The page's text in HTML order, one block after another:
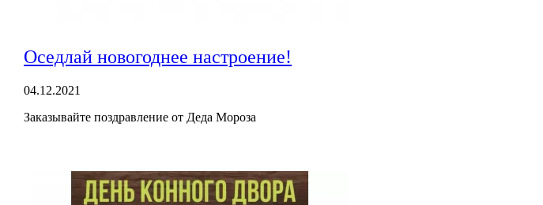
Оседлай новогоднее настроение!
04.12.2021
Заказывайте поздравление от Деда Мороза